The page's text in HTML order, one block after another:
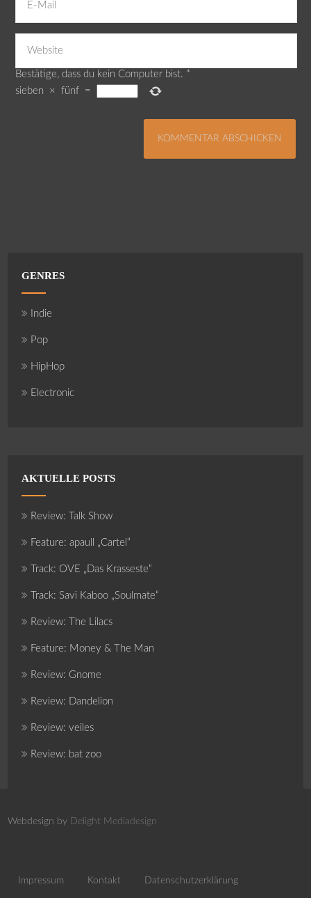
Bestätige, dass du kein Computer bist. *
sieben
× fünf =
GENRES
Indie
Pop
HipHop
Electronic
AKTUELLE POSTS
Review: Talk Show
Feature: apaull „Cartel“
Track: OVE „Das Krasseste“
Track: Savi Kaboo „Soulmate“
Review: The Lilacs
Feature: Money & The Man
Review: Gnome
Review: Dandelion
Review: veiles
Review: bat zoo
Webdesign by Delight Mediadesign
Impressum Kontakt Datenschutzerklärung